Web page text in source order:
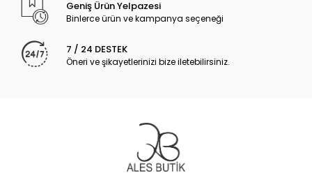
Geniş Ürün Yelpazesi
Binlerce ürün ve kampanya seçeneği
7 / 24 DESTEK
Öneri ve şikayetlerinizi bize iletebilirsiniz.